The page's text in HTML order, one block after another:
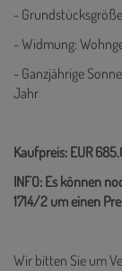
-
- Widmung:
- Ganzjährige
Jahr
Kaufpreis: EUR
INFO: Es können
1714/2 um einen
Wir bitten Sie um